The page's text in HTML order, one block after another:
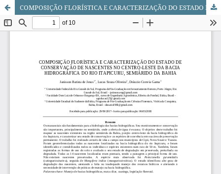
COMPOSIÇÃO FLORÍSTICA E CARACTERIZAÇÃO DO ESTADO DE CONSERVAÇÃO DE NASCENTES NO CENTRO-LESTE DA BACIA HIDROGRÁFICA DO RIO ITAPICURU, SEMIÁRIDO DA BAHIA